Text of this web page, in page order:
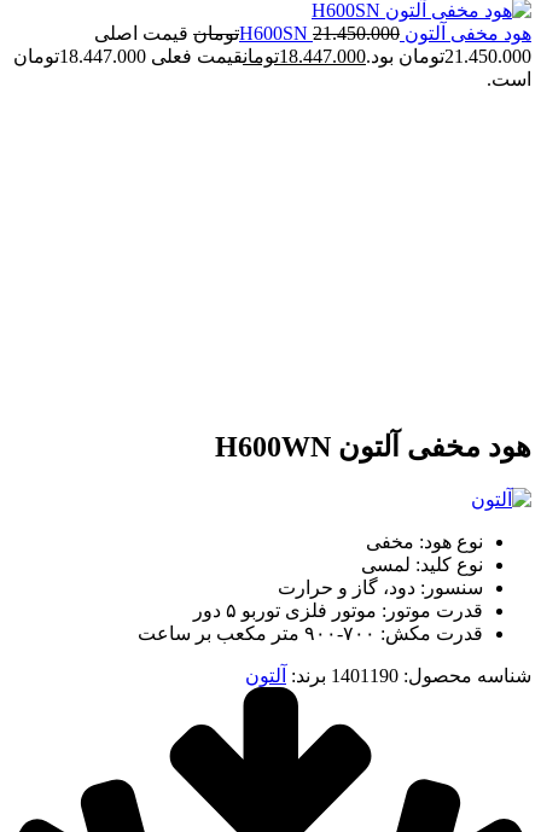
هود مخفی آلتون H600SN 21.450.000 تومان قیمت اصلی
21.450.000تومان بود.
18.447.000تومان
قیمت فعلی 18.447.000تومان
است.
هود مخفی آلتون H600WN
نوع هود: مخفی
نوع کلید: لمسی
سنسور: دود، گاز و حرارت
قدرت موتور: موتور فلزی توربو ۵ دور
قدرت مکش: ۷۰۰-۹۰۰ متر مکعب بر ساعت
شناسه محصول: 1401190 برند: آلتون